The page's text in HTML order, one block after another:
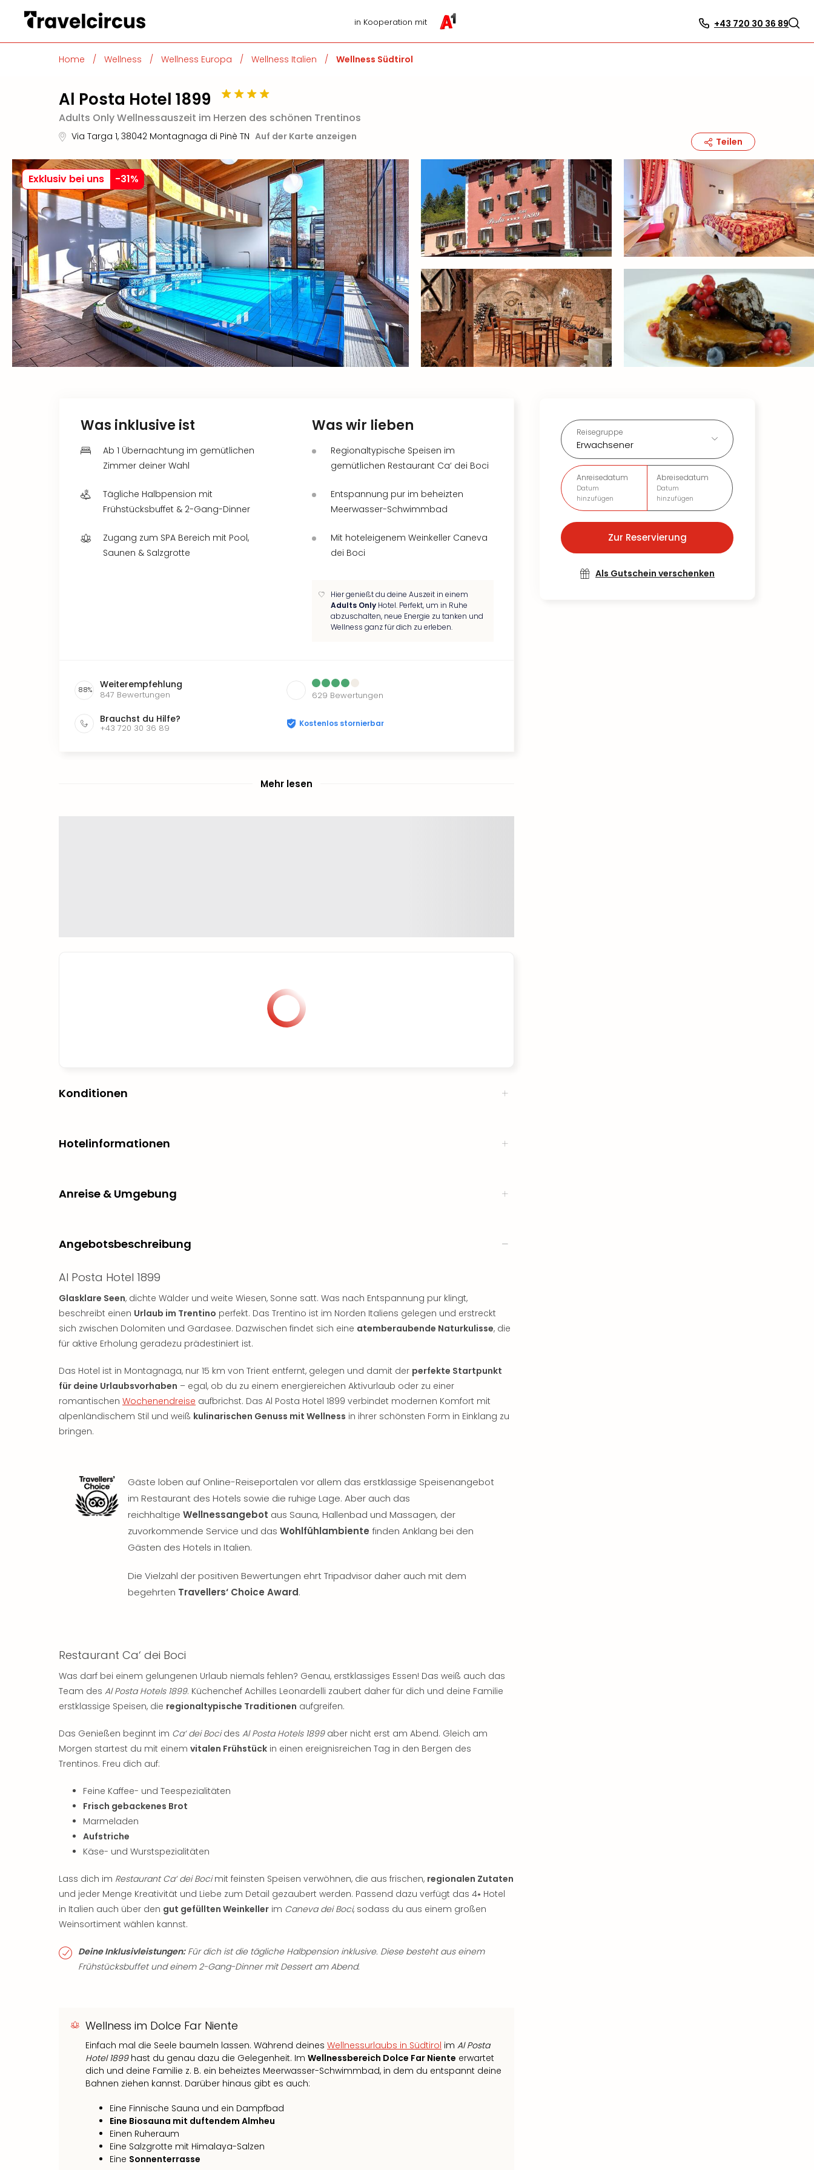
in Kooperation mit +43 720 30 36 89
Home / Wellness / Wellness Europa / Wellness Italien / Wellness Südtirol
Al Posta Hotel 1899
Adults Only Wellnessauszeit im Herzen des schönen Trentinos
Via Targa 1, 38042 Montagnaga di Pinè TN Auf der Karte anzeigen Teilen
Exklusiv bei uns -31%
Reisegruppe
Erwachsener
Anreisedatum
Datum
hinzufügen
Abreisedatum
Datum
hinzufügen
Zur Reservierung
Als Gutschein verschenken
Was inklusive ist
Ab 1 Übernachtung im gemütlichen
Zimmer deiner Wahl
Tägliche Halbpension mit
Frühstücksbuffet & 2-Gang-Dinner
Zugang zum SPA Bereich mit Pool,
Saunen & Salzgrotte
Was wir lieben
Regionaltypische Speisen im
gemütlichen Restaurant Ca‘ dei Boci
Entspannung pur im beheizten
Meerwasser-Schwimmbad
Mit hoteleigenem Weinkeller Caneva
dei Boci
Hier genießt du deine Auszeit in einem
Adults Only Hotel. Perfekt, um in Ruhe
abzuschalten, neue Energie zu tanken und
Wellness ganz für dich zu erleben.
88% Weiterempfehlung
847 Bewertungen 629 Bewertungen
Brauchst du Hilfe?
+43 720 30 36 89 Kostenlos stornierbar
Mehr lesen
Konditionen
Hotelinformationen
Anreise & Umgebung
Angebotsbeschreibung
Al Posta Hotel 1899
Glasklare Seen, dichte Wälder und weite Wiesen, Sonne satt. Was nach Entspannung pur klingt,
beschreibt einen Urlaub im Trentino perfekt. Das Trentino ist im Norden Italiens gelegen und erstreckt
sich zwischen Dolomiten und Gardasee. Dazwischen findet sich eine atemberaubende Naturkulisse, die
für aktive Erholung geradezu prädestiniert ist.
Das Hotel ist in Montagnaga, nur 15 km von Trient entfernt, gelegen und damit der perfekte Startpunkt
für deine Urlaubsvorhaben – egal, ob du zu einem energiereichen Aktivurlaub oder zu einer
romantischen Wochenendreise aufbrichst. Das Al Posta Hotel 1899 verbindet modernen Komfort mit
alpenländischem Stil und weiß kulinarischen Genuss mit Wellness in ihrer schönsten Form in Einklang zu
bringen.
Gäste loben auf Online-Reiseportalen vor allem das erstklassige Speisenangebot
im Restaurant des Hotels sowie die ruhige Lage. Aber auch das
reichhaltige Wellnessangebot aus Sauna, Hallenbad und Massagen, der
zuvorkommende Service und das Wohlfühlambiente finden Anklang bei den
Gästen des Hotels in Italien.
Die Vielzahl der positiven Bewertungen ehrt Tripadvisor daher auch mit dem
begehrten Travellers‘ Choice Award.
Restaurant Ca‘ dei Boci
Was darf bei einem gelungenen Urlaub niemals fehlen? Genau, erstklassiges Essen! Das weiß auch das
Team des Al Posta Hotels 1899. Küchenchef Achilles Leonardelli zaubert daher für dich und deine Familie
erstklassige Speisen, die regionaltypische Traditionen aufgreifen.
Das Genießen beginnt im Ca‘ dei Bocides Al Posta Hotels 1899aber nicht erst am Abend. Gleich am
Morgen startest du mit einem vitalen Frühstück in einen ereignisreichen Tag in den Bergen des
Trentinos. Freu dich auf:
Feine Kaffee- und Teespezialitäten
Frisch gebackenes Brot
Marmeladen
Aufstriche
Käse- und Wurstspezialitäten
Lass dich im Restaurant Ca‘ dei Bocimit feinsten Speisen verwöhnen, die aus frischen, regionalen Zutaten
und jeder Menge Kreativität und Liebe zum Detail gezaubert werden. Passend dazu verfügt das 4⭑ Hotel
in Italien auch über den gut gefüllten Weinkeller im Caneva dei Boci, sodass du aus einem großen
Weinsortiment wählen kannst.
Deine Inklusivleistungen:Für dich ist die tägliche Halbpension inklusive. Diese besteht aus einem
Frühstücksbuffet und einem 2-Gang-Dinner mit Dessert am Abend.
Wellness im Dolce Far Niente
Einfach mal die Seele baumeln lassen. Während deines Wellnessurlaubs in Südtirol im Al Posta
Hotel 1899hast du genau dazu die Gelegenheit. Im Wellnessbereich Dolce Far Niente erwartet
dich und deine Familie z. B. ein beheiztes Meerwasser-Schwimmbad, in dem du entspannt deine
Bahnen ziehen kannst. Darüber hinaus gibt es auch:
Eine Finnische Sauna und ein Dampfbad
Eine Biosauna mit duftendem Almheu
Einen Ruheraum
Eine Salzgrotte mit Himalaya-Salzen
Eine Sonnenterrasse